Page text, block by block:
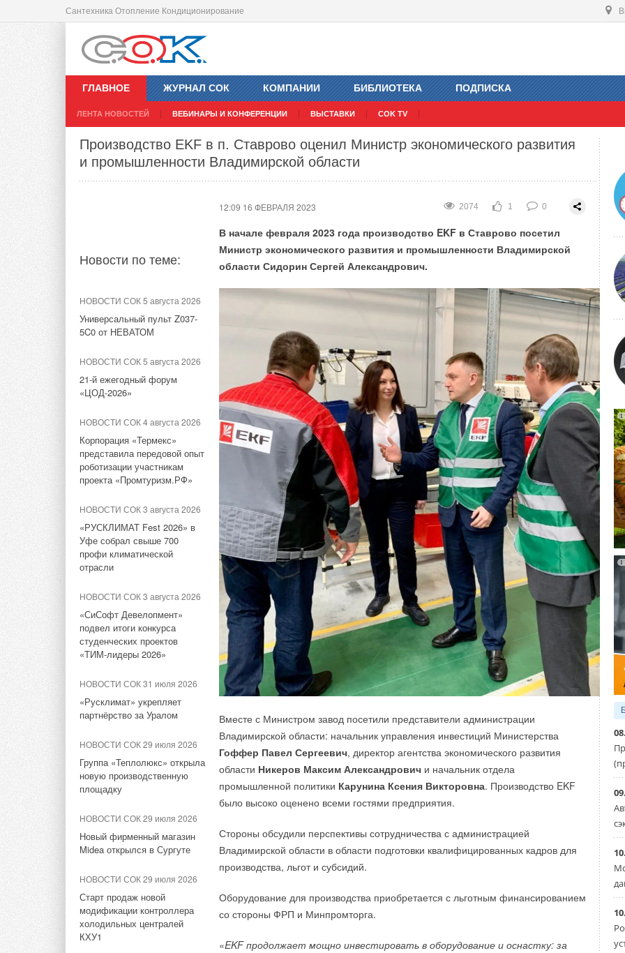
Сантехника Отопление Кондиционирование
ГЛАВНОЕ
ЛЕНТА НОВОСТЕЙ ВЕБИНАРЫ И КОНФЕРЕНЦИИ ВЫСТАВКИ COK TV
ЖУРНАЛ СОК КОМПАНИИ БИБЛИОТЕКА ПОДПИСКА
Производство EKF в п. Ставрово оценил Министр экономического развития
и промышленности Владимирской области
2074 1 0
12:09 16 ФЕВРАЛЯ 2023
Новости по теме:
НОВОСТИ СОК 5 августа 2026
Универсальный пульт Z037-
5C0 от НЕВАТОМ
НОВОСТИ СОК 5 августа 2026
21-й ежегодный форум
«ЦОД-2026»
НОВОСТИ СОК 4 августа 2026
Корпорация «Термекс»
представила передовой опыт
роботизации участникам
проекта «Промтуризм.РФ»
НОВОСТИ СОК 3 августа 2026
«РУСКЛИМАТ Fest 2026» в
Уфе собрал свыше 700
профи климатической
отрасли
НОВОСТИ СОК 3 августа 2026
«СиСофт Девелопмент»
подвел итоги конкурса
студенческих проектов
«ТИМ-лидеры 2026»
НОВОСТИ СОК 31 июля 2026
«Русклимат» укрепляет
партнёрство за Уралом
НОВОСТИ СОК 29 июля 2026
Группа «Теплолюкс» открыла
новую производственную
площадку
НОВОСТИ СОК 29 июля 2026
Новый фирменный магазин
Midea открылся в Сургуте
НОВОСТИ СОК 29 июля 2026
Старт продаж новой
модификации контроллера
холодильных централей
КХУ1
В начале февраля 2023 года производство EKF в Ставрово посетил
Министр экономического развития и промышленности Владимирской
области Сидорин Сергей Александрович.
Вместе с Министром завод посетили представители администрации
Владимирской области: начальник управления инвестиций Министерства
Гоффер Павел Сергеевич, директор агентства экономического развития
области Никеров Максим Александрович и начальник отдела
промышленной политики Карунина Ксения Викторовна. Производство EKF
было высоко оценено всеми гостями предприятия.
Стороны обсудили перспективы сотрудничества с администрацией
Владимирской области в области подготовки квалифицированных кадров для
производства, льгот и субсидий.
Оборудование для производства приобретается с льготным финансированием
со стороны ФРП и Минпромторга.
«EKF продолжает мощно инвестировать в оборудование и оснастку: за
Росатом может создать в Минске сборочное производство аккумуляторных
батарей
1819 2 0
12:08 16 ФЕВРАЛЯ 2023
Новости по теме:
В КНР ввели в строй «самую
высоковольтную» СНЭ
ёмкостью 9 ГВт*ч
гигафабрику литий-ионных
батарей для
НОВОСТИ СОК 8 июля 2026
Постановление
Правительства РФ №810
не решило вопрос
несетевых компаний
НОВОСТИ СОК 2 июля 2026
Мировой спрос на энергию
бьет рекорды: солнечная
НОВОСТИ СОК 1 июля 2026
Водородный аккумулятор с
неограниченным сроком
хранения
НОВОСТИ СОК 1 июля 2026
Установленная мощность
солнечной и ветровой
2800 ГВт к 2030 году
НОВОСТИ СОК 1 июля 2026
Экономика энергетики:
СЭС с накопителями в ФРГ
НОВОСТИ СОК 23 июня 2026
солнечными панелями
построят в Казахстане
НОВОСТИ СОК 19 июня 2026
В РФ испытали безопасные и
Фото: ТВЭЛ Росатом
Росатом может наладить сборочное производство систем накопления
энергии в Минске. Об этом сообщила газета атомной отрасли «Страна
Росатом».
«Минэнерго Белоруссии и отраслевой интегратор «Рэнера» подготовят
дорожную карту, в которую будут включены совместные проекты в сфере
применения систем накопления энергии. В числе перспективных
отраслей — энергетика, промышленность, электротранспорт », —
сообщила газета. Страны уже имеют опыт работы по данным направлениям:
российские литийионные аккумуляторы используются в белорусских
электробусах, с применением российских технологий реализуются проекты
Национальной академии наук, отмечает издание.
Как отметил заместитель министра энергетики Белоруссии Денис Мороз
, есть
заинтересованность вместе работать над внедрением систем накопления
энергии и в энергетической отрасли. «Для энергосистемы это выравнивание
графика электрических нагрузок, а также повышение качества
и надежности электроснабжения потребителей», — цитирует газета
Мороза.
ООО «Рэнера»— отраслевой интегратор Росатома в области систем
накопления электроэнергии. Компания производит литий-ионные системы
хранения энергии для источников аварийного и бесперебойного питания,
гибридных систем с участием возобновляемых источников генерации, тяговые
батареи для электротранспорта, спецтехники и других направлений.
ИСТОЧНИК: ТАСС